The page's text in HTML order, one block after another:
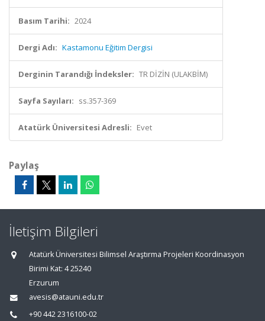
Basım Tarihi: 2024
Dergi Adı: Kastamonu Eğitim Dergisi
Derginin Tarandığı İndeksler: TR DİZİN (ULAKBİM)
Sayfa Sayıları: ss.357-369
Atatürk Üniversitesi Adresli: Evet
Paylaş
İletişim Bilgileri
Atatürk Üniversitesi Bilimsel Araştırma Projeleri Koordinasyon
Birimi Kat: 4 25240
Erzurum
avesis@atauni.edu.tr
+90 442 2316100-02